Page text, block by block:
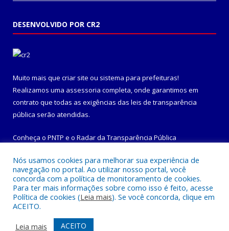
DESENVOLVIDO POR CR2
Muito mais que criar site ou sistema para prefeituras!
Realizamos uma assessoria completa, onde garantimos em
contrato que todas as exigências das leis de transparência
pública serão atendidas.
Conheça o PNTP e o Radar da Transparência Pública
Todos os direitos reservados a Prefeitura Municipal de
Maracanã.
Mapa do Site
Acessar Área Administrativa
Nós usamos cookies para melhorar sua experiência de
navegação no portal. Ao utilizar nosso portal, você
concorda com a política de monitoramento de cookies.
Para ter mais informações sobre como isso é feito, acesse
Política de cookies (Leia mais). Se você concorda, clique em
ACEITO.
Leia mais
ACEITO